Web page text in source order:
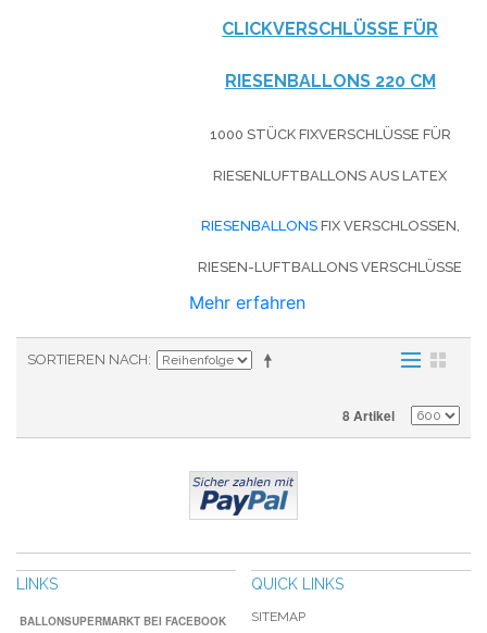
CLICKVERSCHLÜSSE FÜR
RIESENBALLONS 220 CM
1000 STÜCK FIXVERSCHLÜSSE FÜR
RIESENLUFTBALLONS AUS LATEX
RIESENBALLONSFIX VERSCHLOSSEN,
RIESEN-LUFTBALLONS VERSCHLÜSSE
Mehr erfahren
SORTIEREN NACH
8 Artikel
LINKS
BALLONSUPERMARKT BEI FACEBOOK
QUICK LINKS
SITEMAP